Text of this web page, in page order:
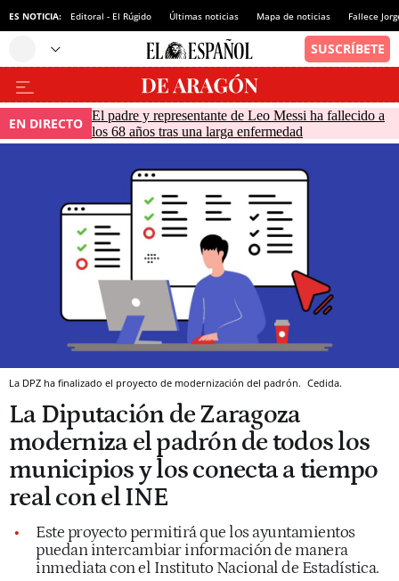
ES NOTICIA: Editoral - El Rúgido Últimas noticias Mapa de noticias Fallece
EN DIRECTO El padre y representante de Leo Messi ha fallecido a
los 68 años tras una larga enfermedad
La DPZ ha finalizado el proyecto de modernización del padrón. Cedida.
La Diputación de Zaragoza
moderniza el padrón de todos los
municipios y los conecta a tiempo
real con el INE
Este proyecto permitirá que los ayuntamientos
puedan intercambiar información de manera
inmediata con el Instituto Nacional de Estadística.